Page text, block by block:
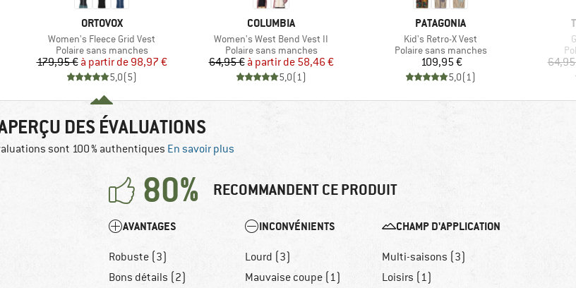
MARQUE
ORTOVOX
Article
Women's Fleece Grid Vest
Product group
Polaire sans manches
Prix
179,95 € Prix réduit
à partir de 98,97 €
5,0(5)
MARQUE
COLUMBIA
Article
Women's West Bend Vest II
Product group
Polaire sans manches
Prix
64,95 € Prix réduit
à partir de 58,46 €
5,0(1)
MARQUE
PATAGONIA
Article
Kid's Retro-X Vest
Product group
Polaire sans manches
Prix
109,95 €
5,0(1)
DES ÉVALUATIONS
sont 100 % authentiques En savoir plus
80% RECOMMANDENT CE PRODUIT
AVANTAGES
Robuste (3)
Bons détails (2)
INCONVÉNIENTS
Lourd (3)
Mauvaise coupe (1)
CHAMP D'APPLICATION
Multi-saisons (3)
Loisirs (1)